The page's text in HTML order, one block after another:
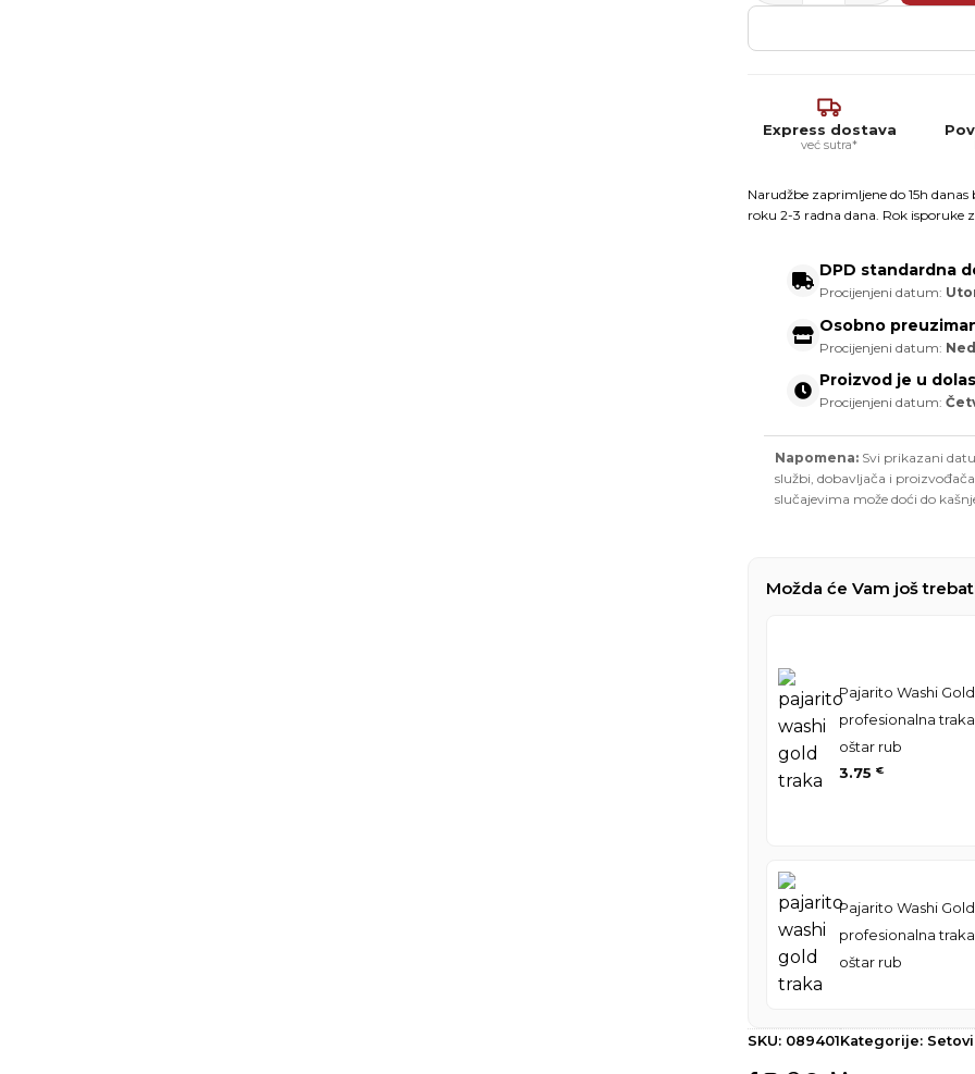
Express dostava
već sutra*
Narudžbe zaprimljene do 15h danas
roku 2-3 radna dana. Rok isporuke
DPD standardna
Procijenjeni datum:
Osobno
Procijenjeni datum:
Proizvod je u
Procijenjeni datum:
Napomena: Svi prikazani
službi, dobavljača i
slučajevima može doći do
Možda će Vam još
Pajarito Washi
profesionalna
oštar rub
3.75 €
Pajarito Washi
profesionalna
oštar rub
SKU: 089401Kategorije: